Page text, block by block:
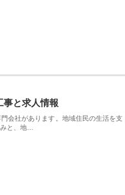
事と求人情報
会社があります。地域住民の生活を支
と、地…